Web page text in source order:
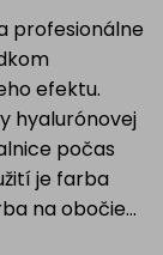
profesionálne
efektu.
hyalurónovej
počas
je farba
na obočie...